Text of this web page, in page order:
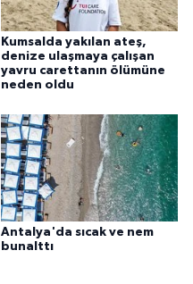
Kumsalda yakılan ateş,
denize ulaşmaya çalışan
yavru carettanın ölümüne
neden oldu
Antalya'da sıcak ve nem
bunalttı